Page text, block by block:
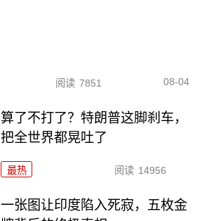
阅读 7851 08-04
算了不打了？特朗普这脚刹车，
把全世界都晃吐了
最热 阅读 14956
一张图让印度陷入死寂，五枚金